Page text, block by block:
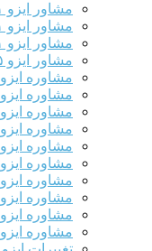
مشاور ایزو ۹۰۰۱
مشاور ایزو ۱۴۰۰۱
مشاور ایزو ۴۵۰۰۱
مشاور ایزو ۱۳۴۸۵
مشاوره ایزو ۱۰۰۰۲
مشاوره ایزو ۲۲۰۰۰
مشاوره ایزو ۱۰۰۰۲
مشاوره ایزو ۱۰۰۰۳
مشاوره ایزو ۱۰۰۰۴
مشاوره ایزو ۱۵۱۸۹
مشاوره ایزو ۲۷۰۰۱
مشاوره ایزو ۲۲۰۰۰
مشاوره ایزو ۱۷۰۲۵
مشاوره ایزو ۲۹۰۰۱